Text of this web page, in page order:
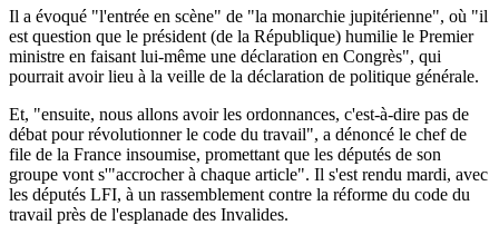
Il a évoqué "l'entrée en scène" de "la monarchie jupitérienne", où "il
est question que le président (de la République) humilie le Premier
ministre en faisant lui-même une déclaration en Congrès", qui
pourrait avoir lieu à la veille de la déclaration de politique générale.
Et, "ensuite, nous allons avoir les ordonnances, c'est-à-dire pas de
débat pour révolutionner le code du travail", a dénoncé le chef de
file de la France insoumise, promettant que les députés de son
groupe vont s'"accrocher à chaque article". Il s'est rendu mardi, avec
les députés LFI, à un rassemblement contre la réforme du code du
travail près de l'esplanade des Invalides.